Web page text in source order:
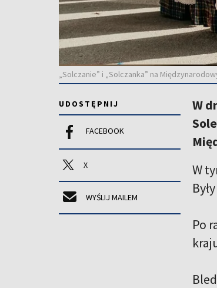
„Solczanie” i „Solczanka” na
UDOSTĘPNIJ
FACEBOOK
X
WYŚLIJ MAILEM
W
W
Po